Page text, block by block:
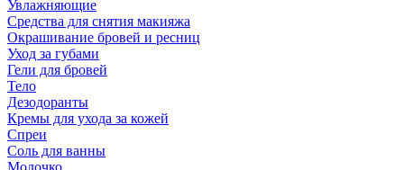
Увлажняющие
Средства для снятия макияжа
Окрашивание бровей и ресниц
Уход за губами
Гели для бровей
Тело
Дезодоранты
Кремы для ухода за кожей
Спреи
Соль для ванны
Молочко